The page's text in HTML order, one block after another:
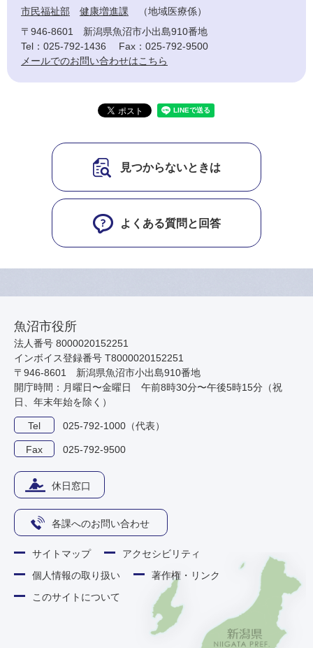
市民福祉部 健康増進課
地域医療係
〒946-8601
新潟県魚沼市小出島910番地
Tel：025-792-1436
Fax：025-792-9500
メールでのお問い合わせはこちら
見つからないときは
よくある質問と回答
魚沼市役所
法人番号 8000020152251
インボイス登録番号 T8000020152251
〒946-8601 新潟県魚沼市小出島910番地
開庁時間：月曜日〜金曜日 午前8時30分〜午後5時15分（祝
日、年末年始を除く）
Tel 025-792-1000（代表）
Fax 025-792-9500
休日窓口
各課へのお問い合わせ
サイトマップ
アクセシビリティ
個人情報の取り扱い
著作権・リンク
このサイトについて